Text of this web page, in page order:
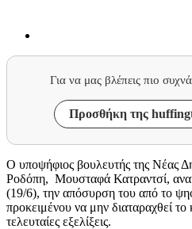
Για να μας βλέπεις πιο
Προσθήκη της
Ο υποψήφιος βουλευτής της Νέας
Ροδόπη, Μουσταφά Κατραντσί,
(19/6), την απόσυρση του από το
προκειμένου να μην διαταραχθεί το
τελευταίες εξελίξεις.